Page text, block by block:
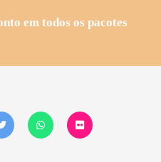
em todos os pacotes